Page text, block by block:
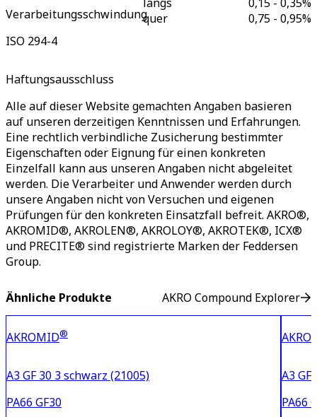
Verarbeitungsschwindung
ISO 294-4
quer
0,75 - 0,95%
Haftungsausschluss
Alle auf dieser Website gemachten Angaben basieren
auf unseren derzeitigen Kenntnissen und Erfahrungen.
Eine rechtlich verbindliche Zusicherung bestimmter
Eigenschaften oder Eignung für einen konkreten
Einzelfall kann aus unseren Angaben nicht abgeleitet
werden. Die Verarbeiter und Anwender werden durch
unsere Angaben nicht von Versuchen und eigenen
Prüfungen für den konkreten Einsatzfall befreit. AKRO®,
AKROMID®, AKROLEN®, AKROLOY®, AKROTEK®, ICX®
und PRECITE® sind registrierte Marken der Feddersen
Group.
Ähnliche Produkte AKRO Compound Explorer
AKROMID®
A3 GF 30 3 schwarz (21005)
PA66 GF30
A3
PA66